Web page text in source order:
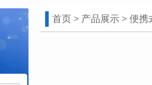
首页 > 产品展示 > 便携